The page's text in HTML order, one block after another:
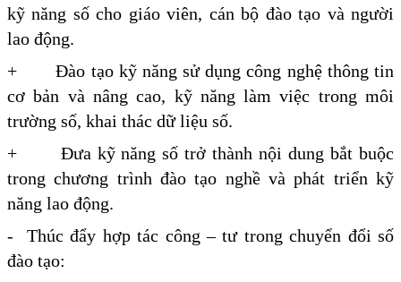
kỹ năng số cho giáo viên, cán bộ đào tạo và người
lao động.
+ Đào tạo kỹ năng sử dụng công nghệ thông tin
cơ bản và nâng cao, kỹ năng làm việc trong môi
trường số, khai thác dữ liệu số.
+ Đưa kỹ năng số trở thành nội dung bắt buộc
trong chương trình đào tạo nghề và phát triển kỹ
năng lao động.
- Thúc đẩy hợp tác công – tư trong chuyển đổi số
đào tạo: